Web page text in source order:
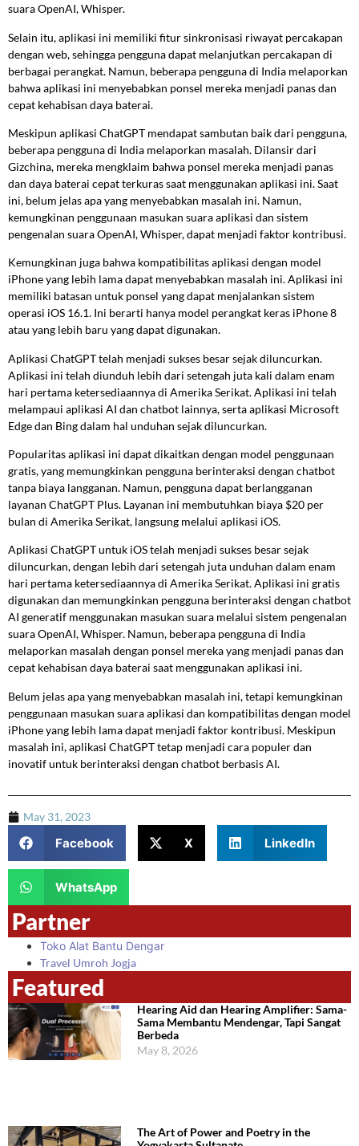
suara OpenAI, Whisper.
Selain itu, aplikasi ini memiliki fitur sinkronisasi riwayat percakapan
dengan web, sehingga pengguna dapat melanjutkan percakapan di
berbagai perangkat. Namun, beberapa pengguna di India melaporkan
bahwa aplikasi ini menyebabkan ponsel mereka menjadi panas dan
cepat kehabisan daya baterai.
Meskipun aplikasi ChatGPT mendapat sambutan baik dari pengguna,
beberapa pengguna di India melaporkan masalah. Dilansir dari
Gizchina, mereka mengklaim bahwa ponsel mereka menjadi panas
dan daya baterai cepat terkuras saat menggunakan aplikasi ini. Saat
ini, belum jelas apa yang menyebabkan masalah ini. Namun,
kemungkinan penggunaan masukan suara aplikasi dan sistem
pengenalan suara OpenAI, Whisper, dapat menjadi faktor kontribusi.
Kemungkinan juga bahwa kompatibilitas aplikasi dengan model
iPhone yang lebih lama dapat menyebabkan masalah ini. Aplikasi ini
memiliki batasan untuk ponsel yang dapat menjalankan sistem
operasi iOS 16.1. Ini berarti hanya model perangkat keras iPhone 8
atau yang lebih baru yang dapat digunakan.
Aplikasi ChatGPT telah menjadi sukses besar sejak diluncurkan.
Aplikasi ini telah diunduh lebih dari setengah juta kali dalam enam
hari pertama ketersediaannya di Amerika Serikat. Aplikasi ini telah
melampaui aplikasi AI dan chatbot lainnya, serta aplikasi Microsoft
Edge dan Bing dalam hal unduhan sejak diluncurkan.
Popularitas aplikasi ini dapat dikaitkan dengan model penggunaan
gratis, yang memungkinkan pengguna berinteraksi dengan chatbot
tanpa biaya langganan. Namun, pengguna dapat berlangganan
layanan ChatGPT Plus. Layanan ini membutuhkan biaya $20 per
bulan di Amerika Serikat, langsung melalui aplikasi iOS.
Aplikasi ChatGPT untuk iOS telah menjadi sukses besar sejak
diluncurkan, dengan lebih dari setengah juta unduhan dalam enam
hari pertama ketersediaannya di Amerika Serikat. Aplikasi ini gratis
digunakan dan memungkinkan pengguna berinteraksi dengan chatbot
AI generatif menggunakan masukan suara melalui sistem pengenalan
suara OpenAI, Whisper. Namun, beberapa pengguna di India
melaporkan masalah dengan ponsel mereka yang menjadi panas dan
cepat kehabisan daya baterai saat menggunakan aplikasi ini.
Belum jelas apa yang menyebabkan masalah ini, tetapi kemungkinan
penggunaan masukan suara aplikasi dan kompatibilitas dengan model
iPhone yang lebih lama dapat menjadi faktor kontribusi. Meskipun
masalah ini, aplikasi ChatGPT tetap menjadi cara populer dan
inovatif untuk berinteraksi dengan chatbot berbasis AI.
May 31, 2023
Facebook X LinkedIn
WhatsApp
Partner
Toko Alat Bantu Dengar
Travel Umroh Jogja
Featured
Hearing Aid dan Hearing Amplifier: Sama-
Sama Membantu Mendengar, Tapi Sangat
Berbeda
May 8, 2026
The Art of Power and Poetry in the